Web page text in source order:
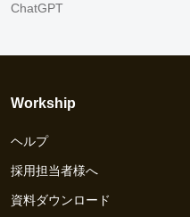
ChatGPT
Workship
ヘルプ
採用担当者様へ
資料ダウンロード